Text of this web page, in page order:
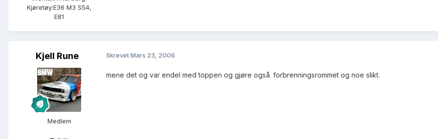
Kjøretøy:E36 M3 S54,
E81
Kjell Rune
Medlem
SkrevetMars 23, 2006
mene det og var endel med toppen og gjøre også. forbrenningsrommet og noe slikt.